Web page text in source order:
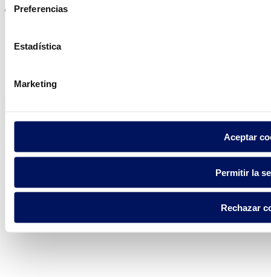
Preferencias
Estadística
Marketing
Aceptar
Permitir la
Rechazar
Política de cookies
Fluidra S.A. 2025